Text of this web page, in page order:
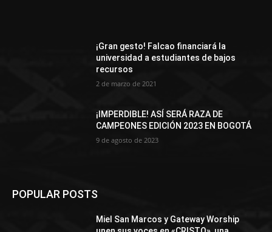
¡Gran gesto! Falcao financiará la
universidad a estudiantes de bajos
recursos
2 de marzo de 2021
¡IMPERDIBLE! ASÍ SERÁ RAZA DE
CAMPEONES EDICIÓN 2023 EN BOGOTÁ
9 de agosto de 2023
POPULAR POSTS
Miel San Marcos y Gateway Worship